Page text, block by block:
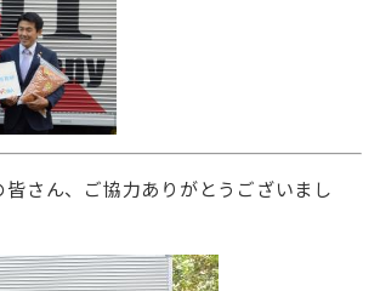
さん、ご協力ありがとうございまし